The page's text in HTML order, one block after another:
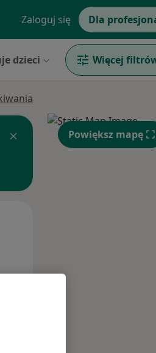
Zaloguj się Dla
dzieci Więcej
Powiększ mapę